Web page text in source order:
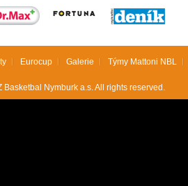
Eurocup Galerie Týmy Mattoni NBL
Nymburk a.s. All rights reserved.